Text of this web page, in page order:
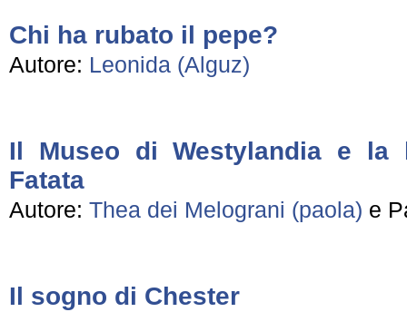
Chi ha rubato il pepe?
Autore: Leonida (Alguz)
Il Museo di Westylandia e la
Fatata
Autore: Thea dei Melograni (paola) e
Il sogno di Chester